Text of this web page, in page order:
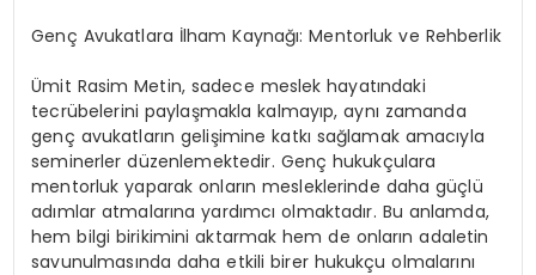
Genç Avukatlara İlham Kaynağı: Mentorluk ve Rehberlik
Ümit Rasim Metin, sadece meslek hayatındaki
tecrübelerini paylaşmakla kalmayıp, aynı zamanda
genç avukatların gelişimine katkı sağlamak amacıyla
seminerler düzenlemektedir. Genç hukukçulara
mentorluk yaparak onların mesleklerinde daha güçlü
adımlar atmalarına yardımcı olmaktadır. Bu anlamda,
hem bilgi birikimini aktarmak hem de onların adaletin
savunulmasında daha etkili birer hukukçu olmalarını